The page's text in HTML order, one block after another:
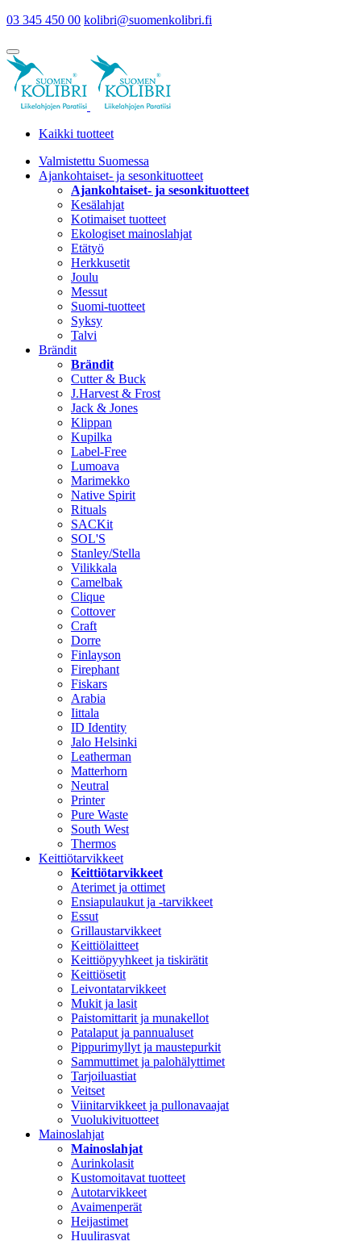
03 345 450 00 kolibri@suomenkolibri.fi
Kaikki tuotteet
Valmistettu Suomessa
Ajankohtaiset- ja sesonkituotteet
Ajankohtaiset- ja sesonkituotteet
Kesälahjat
Kotimaiset tuotteet
Ekologiset mainoslahjat
Etätyö
Herkkusetit
Joulu
Messut
Suomi-tuotteet
Syksy
Talvi
Brändit
Brändit
Cutter & Buck
J.Harvest & Frost
Jack & Jones
Klippan
Kupilka
Label-Free
Lumoava
Marimekko
Native Spirit
Rituals
SACKit
SOL'S
Stanley/Stella
Vilikkala
Camelbak
Clique
Cottover
Craft
Dorre
Finlayson
Firephant
Fiskars
Arabia
Iittala
ID Identity
Jalo Helsinki
Leatherman
Matterhorn
Neutral
Printer
Pure Waste
South West
Thermos
Keittiötarvikkeet
Keittiötarvikkeet
Aterimet ja ottimet
Ensiapulaukut ja -tarvikkeet
Essut
Grillaustarvikkeet
Keittiölaitteet
Keittiöpyyhkeet ja tiskirätit
Keittiösetit
Leivontatarvikkeet
Mukit ja lasit
Paistomittarit ja munakellot
Patalaput ja pannualuset
Pippurimyllyt ja maustepurkit
Sammuttimet ja palohälyttimet
Tarjoiluastiat
Veitset
Viinitarvikkeet ja pullonavaajat
Vuolukivituotteet
Mainoslahjat
Mainoslahjat
Aurinkolasit
Kustomoitavat tuotteet
Autotarvikkeet
Avaimenperät
Heijastimet
Huulirasvat